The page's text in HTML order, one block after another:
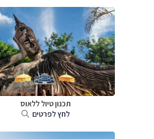
תכנון טיולללאוס
לחץ לפרטים